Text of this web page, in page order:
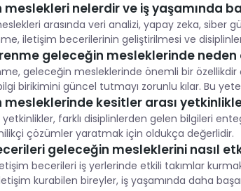
nelerdir ve iş yaşamında
arasında veri analizi, yapay zeka, siber
iletişim becerilerinin geliştirilmesi ve
geleceğin mesleklerinde neden
geleceğin mesleklerinde önemli bir
birikimini güncel tutmayı zorunlu kılar. Bu
kesitler arası
yetkinlikler, farklı disiplinlerden gelen bilgileri
çözümler yaratmak için oldukça değerlidir.
geleceğin mesleklerini nasıl
becerileri iş yerlerinde etkili takımlar
kurabilen bireyler, iş yaşamında daha